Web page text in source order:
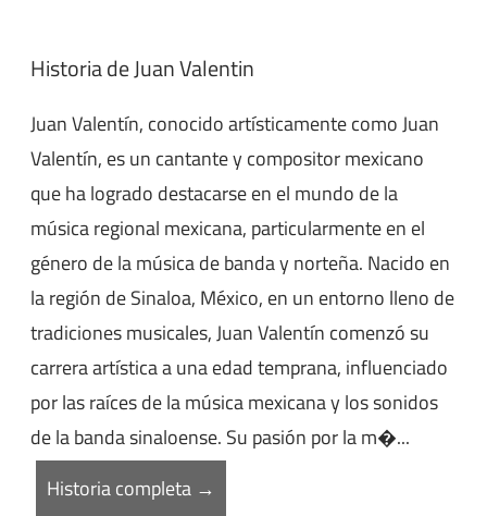
Historia de Juan Valentin
Juan Valentín, conocido artísticamente como Juan
Valentín, es un cantante y compositor mexicano
que ha logrado destacarse en el mundo de la
música regional mexicana, particularmente en el
género de la música de banda y norteña. Nacido en
la región de Sinaloa, México, en un entorno lleno de
tradiciones musicales, Juan Valentín comenzó su
carrera artística a una edad temprana, influenciado
por las raíces de la música mexicana y los sonidos
de la banda sinaloense. Su pasión por la m�...
Historia completa →